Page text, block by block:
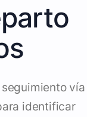
vía
identificar